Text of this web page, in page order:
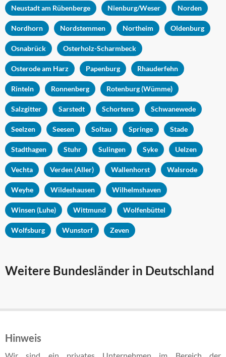
Neustadt am Rübenberge Nienburg/Weser Norden
Nordhorn Nordstemmen Northeim Oldenburg
Osnabrück Osterholz-Scharmbeck
Osterode am Harz Papenburg Rhauderfehn
Rinteln Ronnenberg Rotenburg (Wümme)
Salzgitter Sarstedt Schortens Schwanewede
Seelzen Seesen Soltau Springe Stade
Stadthagen Stuhr Sulingen Syke Uelzen
Vechta Verden (Aller) Wallenhorst Walsrode
Weyhe Wildeshausen Wilhelmshaven
Winsen (Luhe) Wittmund Wolfenbüttel
Wolfsburg Wunstorf Zeven
Weitere Bundesländer in Deutschland
Hinweis